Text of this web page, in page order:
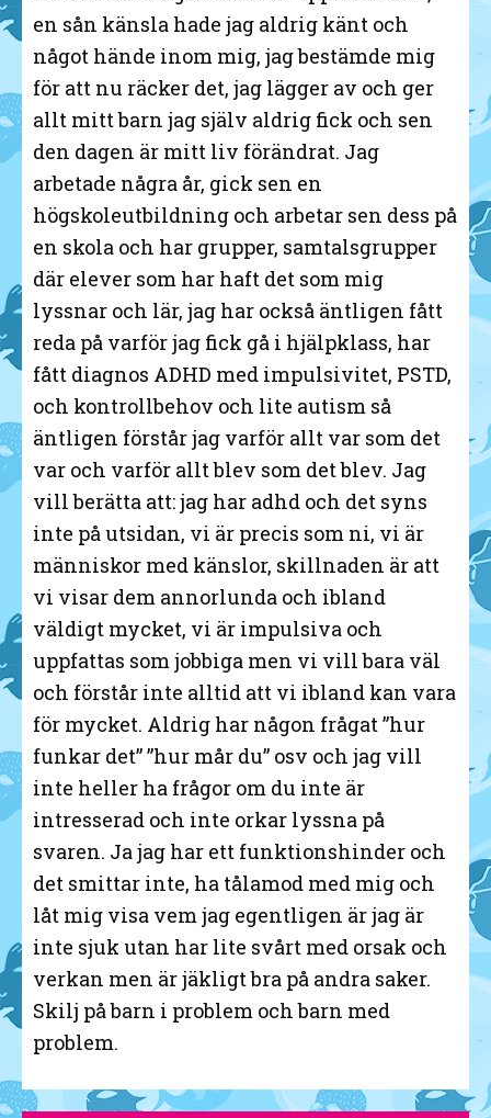
en sån känsla hade jag aldrig känt och
något hände inom mig, jag bestämde mig
för att nu räcker det, jag lägger av och ger
allt mitt barn jag själv aldrig fick och sen
den dagen är mitt liv förändrat. Jag
arbetade några år, gick sen en
högskoleutbildning och arbetar sen dess på
en skola och har grupper, samtalsgrupper
där elever som har haft det som mig
lyssnar och lär, jag har också äntligen fått
reda på varför jag fick gå i hjälpklass, har
fått diagnos ADHD med impulsivitet, PSTD,
och kontrollbehov och lite autism så
äntligen förstår jag varför allt var som det
var och varför allt blev som det blev. Jag
vill berätta att: jag har adhd och det syns
inte på utsidan, vi är precis som ni, vi är
människor med känslor, skillnaden är att
vi visar dem annorlunda och ibland
väldigt mycket, vi är impulsiva och
uppfattas som jobbiga men vi vill bara väl
och förstår inte alltid att vi ibland kan vara
för mycket. Aldrig har någon frågat ”hur
funkar det” ”hur mår du” osv och jag vill
inte heller ha frågor om du inte är
intresserad och inte orkar lyssna på
svaren. Ja jag har ett funktionshinder och
det smittar inte, ha tålamod med mig och
låt mig visa vem jag egentligen är jag är
inte sjuk utan har lite svårt med orsak och
verkan men är jäkligt bra på andra saker.
Skilj på barn i problem och barn med
problem.